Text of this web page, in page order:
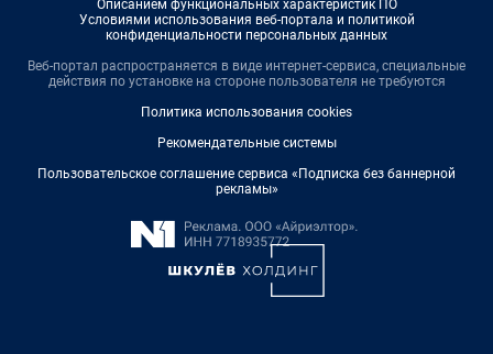
Описанием функциональных характеристик ПО
Условиями использования веб-портала и политикой
конфиденциальности персональных данных
Веб-портал распространяется в виде интернет-сервиса, специальные
действия по установке на стороне пользователя не требуются
Политика использования cookies
Рекомендательные системы
Пользовательское соглашение сервиса «Подписка без баннерной
рекламы»